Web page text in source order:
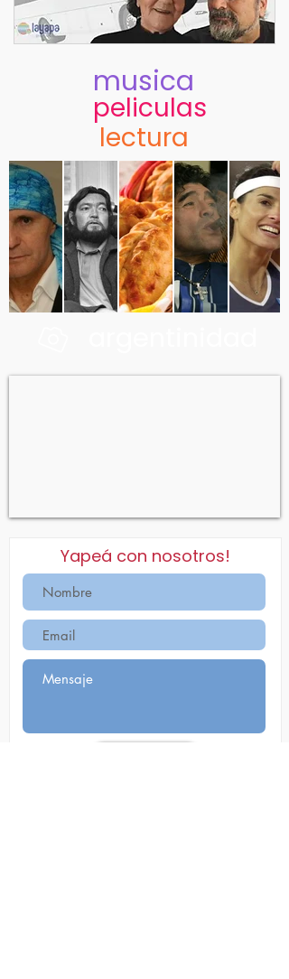
musica
peliculas
lectura
Yapeá con nosotros!